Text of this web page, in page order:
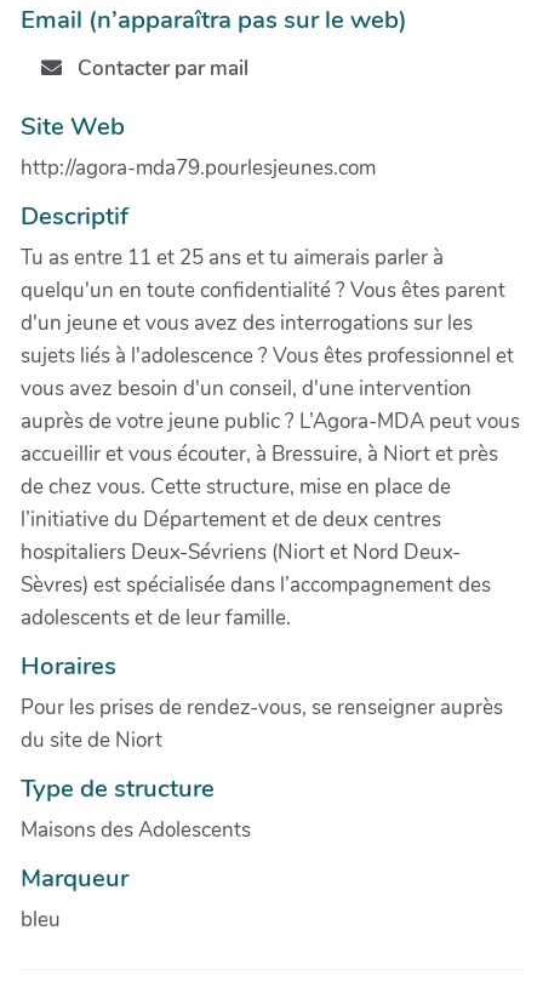
Email (n’apparaîtra pas sur le web)
Contacter par mail
Site Web
http://agora-mda79.pourlesjeunes.com
Descriptif
Tu as entre 11 et 25 ans et tu aimerais parler à
quelqu'un en toute confidentialité ? Vous êtes parent
d'un jeune et vous avez des interrogations sur les
sujets liés à l'adolescence ? Vous êtes professionnel et
vous avez besoin d'un conseil, d'une intervention
auprès de votre jeune public ? L’Agora-MDA peut vous
accueillir et vous écouter, à Bressuire, à Niort et près
de chez vous. Cette structure, mise en place de
l’initiative du Département et de deux centres
hospitaliers Deux-Sévriens (Niort et Nord Deux-
Sèvres) est spécialisée dans l’accompagnement des
adolescents et de leur famille.
Horaires
Pour les prises de rendez-vous, se renseigner auprès
du site de Niort
Type de structure
Maisons des Adolescents
Marqueur
bleu